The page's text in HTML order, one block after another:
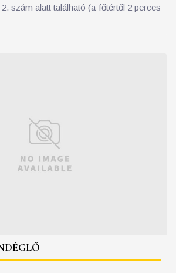
szám alatt található (a főtértől 2 perces